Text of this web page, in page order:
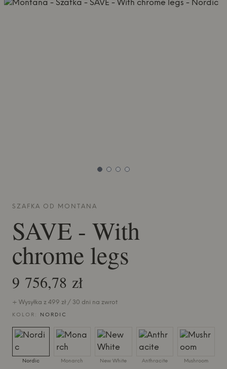
SZAFKA OD MONTANA
SAVE - With
chrome legs
9 756,78 zł
+ Wysyłka z 499 zł / 30 dni na zwrot
KOLOR: NORDIC
Nordic Monarch New White Anthracite Mushroom